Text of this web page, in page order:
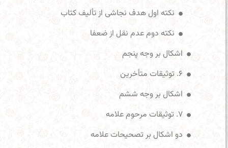
نکته اول هدف نجاشی از تألیف کتاب
نکته دوم عدم نقل از ضعفا
اشکال بر وجه پنجم
۶. توثیقات متأخرین
اشکال بر وجه ششم
۷. توثیقات مرحوم علامه
دو اشکال بر تصحیحات علامه